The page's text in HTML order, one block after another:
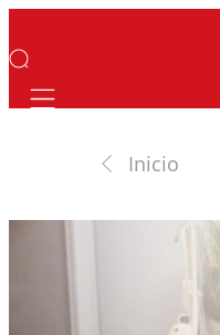
Mobile navigation
Inicio